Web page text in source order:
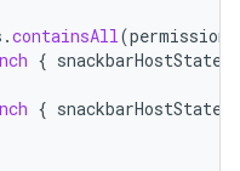
.containsAll(permissions
{ snackbarHostState
{ snackbarHostState